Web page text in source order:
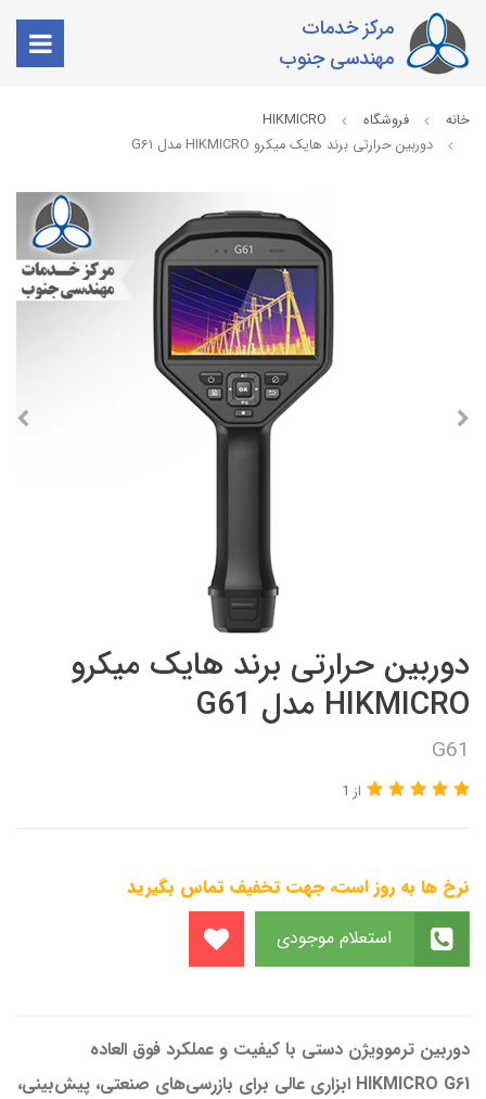
مرکز خدمات
مهندسی جنوب
خانه فروشگاه
HIKMICRO
دوربین حرارتی برند هایک میکرو HIKMICRO مدل G61
دوربین حرارتی برند هایک میکرو
HIKMICRO مدل G61
G61
از 1
نرخ ها به روز است، جهت تخفیف تماس بگیرید
دوربین ترموویژن دستی با کیفیت و عملکرد فوق العاده
HIKMICRO G61 ابزاری عالی برای بازرسی‌های صنعتی، پیش‌بینی،